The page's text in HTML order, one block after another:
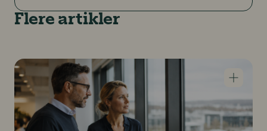
Flere artikler
HR Norge lanserer ny rapport om sykefravær og